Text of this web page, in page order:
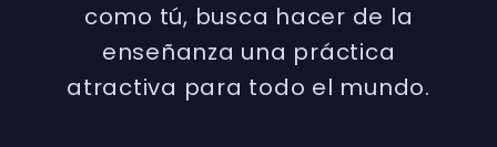
como tú, busca hacer de la
enseñanza una práctica
atractiva para todo el mundo.